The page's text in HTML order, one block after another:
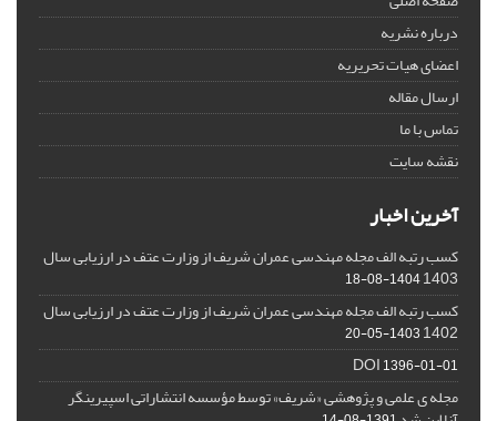
درباره نشریه
اعضای هیات تحریریه
ارسال مقاله
تماس با ما
نقشه سایت
آخرین اخبار
کسب رتبه الف مجله مهندسی عمران شریف از وزارت عتف در ارزیابی سال
1403
1404-08-18
کسب رتبه الف مجله مهندسی عمران شریف از وزارت عتف در ارزیابی سال
1402
1403-05-20
DOI1396-01-01
مجله ی علمی و پژوهشی «شریف» توسط مؤسسه انتشاراتی اسپیرینگر